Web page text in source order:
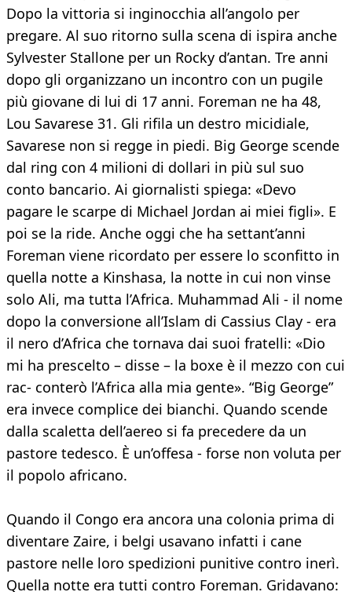
Dopo la vittoria si inginocchia all’angolo per
pregare. Al suo ritorno sulla scena di ispira anche
Sylvester Stallone per un Rocky d’antan. Tre anni
dopo gli organizzano un incontro con un pugile
più giovane di lui di 17 anni. Foreman ne ha 48,
Lou Savarese 31. Gli rifila un destro micidiale,
Savarese non si regge in piedi. Big George scende
dal ring con 4 milioni di dollari in più sul suo
conto bancario. Ai giornalisti spiega: «Devo
pagare le scarpe di Michael Jordan ai miei figli». E
poi se la ride. Anche oggi che ha settant’anni
Foreman viene ricordato per essere lo sconfitto in
quella notte a Kinshasa, la notte in cui non vinse
solo Ali, ma tutta l’Africa. Muhammad Ali - il nome
dopo la conversione all’Islam di Cassius Clay - era
il nero d’Africa che tornava dai suoi fratelli: «Dio
mi ha prescelto – disse – la boxe è il mezzo con cui
rac- conterò l’Africa alla mia gente». “Big George”
era invece complice dei bianchi. Quando scende
dalla scaletta dell’aereo si fa precedere da un
pastore tedesco. È un’offesa - forse non voluta per
il popolo africano.
Quando il Congo era ancora una colonia prima di
diventare Zaire, i belgi usavano infatti i cane
pastore nelle loro spedizioni punitive contro inerì.
Quella notte era tutti contro Foreman. Gridavano: